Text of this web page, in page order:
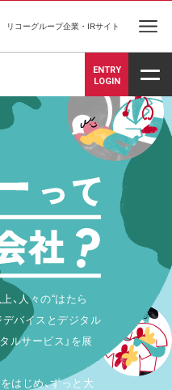
リコーグループ企業・IRサイト
ENTRY
LOGIN
、人々の“はたら
デバイスとデジタル
タルサービス」を展
はじめ、ずっと大